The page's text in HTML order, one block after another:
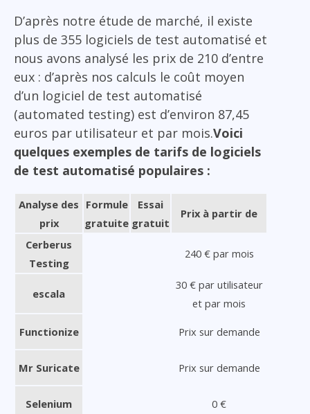
D’après notre étude de marché, il existe
plus de 355 logiciels de test automatisé et
nous avons analysé les prix de 210 d’entre
eux : d’après nos calculs le coût moyen
d’un logiciel de test automatisé
(automated testing) est d’environ 87,45
euros par utilisateur et par mois.Voici
quelques exemples de tarifs de logiciels
de test automatisé populaires :
Analyse des
prix
Formule
gratuite
Essai
gratuit
Prix à partir de
Cerberus
Testing
240 € par mois
escala
30 € par utilisateur
et par mois
Functionize Prix sur demande
Mr Suricate Prix sur demande
Selenium 0 €